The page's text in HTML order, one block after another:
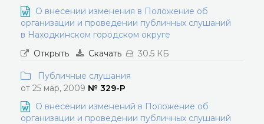
О внесении изменения в Положение об
организации и проведении публичных слушаний
в Находкинском городском округе
Открыть
Скачать 30.5 КБ
Публичные слушания
от 25 мар, 2009 № 329-Р
О внесении изменений в Положение об
организации и проведении публичных слушаний